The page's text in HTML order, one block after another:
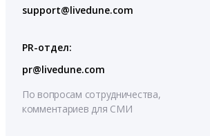
support@livedune.com
PR-отдел:
pr@livedune.com
По вопросам сотрудничества,
комментариев для СМИ